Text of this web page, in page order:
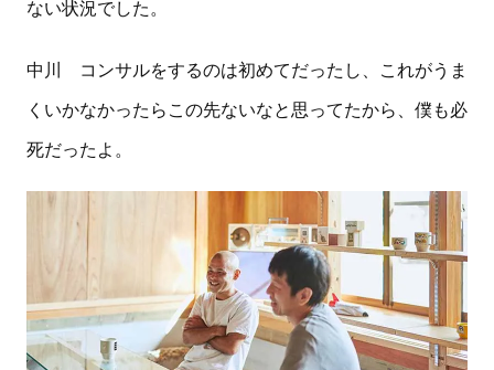
ない状況でした。
中川 コンサルをするのは初めてだったし、これがうま
くいかなかったらこの先ないなと思ってたから、僕も必
死だったよ。